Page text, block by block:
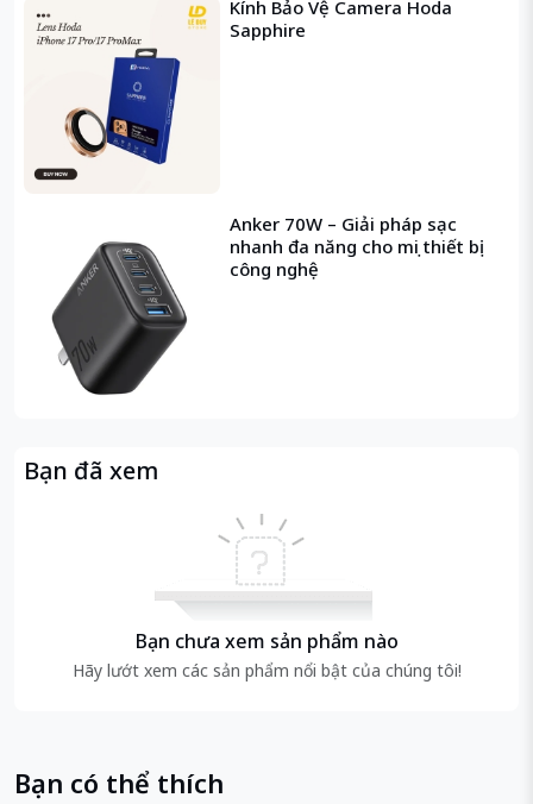
Kính Bảo Vệ Camera Hoda
Sapphire
Anker 70W – Giải pháp sạc
nhanh đa năng cho mọi thiết bị
công nghệ
Bạn đã xem
Bạn chưa xem sản phẩm nào
Hãy lướt xem các sản phẩm nổi bật của chúng tôi!
Bạn có thể thích